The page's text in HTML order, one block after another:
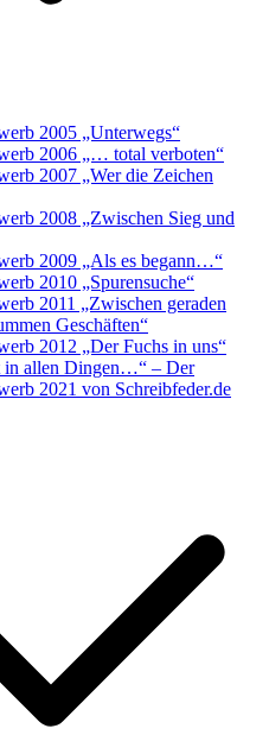
2005 „Unterwegs“
2006 „… total verboten“
2007 „Wer die Zeichen
2008 „Zwischen Sieg und
2009 „Als es begann…“
2010 „Spurensuche“
2011 „Zwischen geraden
Geschäften“
2012 „Der Fuchs in uns“
in allen Dingen…“ – Der
2021 von Schreibfeder.de